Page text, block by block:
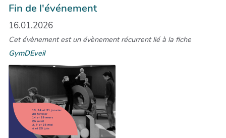
Fin de l'événement
16.01.2026
Cet évènement est un évènement récurrent lié à la fiche
GymDEveil